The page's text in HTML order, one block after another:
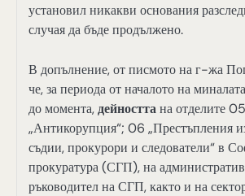
установил никакви основания
случая да бъде продължено.
В допълнение, от писмото на г-жа
че, за периода от началото на
до момента,дейносттана отделите 05
„Антикорупция“; 06 „Престъпления
съдии, прокурори и следователи“ в
прокуратура (СГП), на
ръководител на СГП, както и на